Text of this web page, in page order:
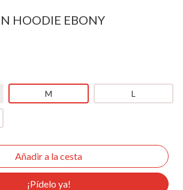
HOODIE EBONY
M L
¡Pídelo ya!